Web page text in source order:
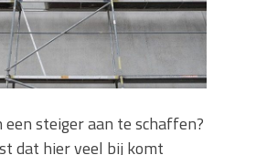
in plaats van te
en een hangmat
inboedel tijdelijk op!
kiezen van een
een steiger aan te schaffen?
dat hier veel bij komt